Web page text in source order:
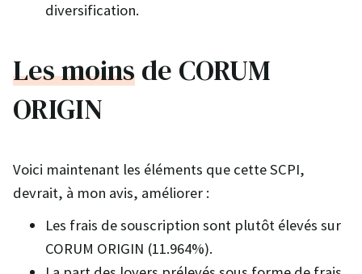
diversification.
Les moinsde CORUM
ORIGIN
Voici maintenant les éléments que cette SCPI,
devrait, à mon avis, améliorer :
Les frais de souscription sont plutôt élevés sur
CORUM ORIGIN (11.964%).